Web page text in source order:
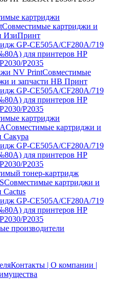
картриджи
Совместимые картриджи и
ИзиПринт
NV PrintСовместимые
и запчасти НВ Принт
картриджи
Совместимые картриджи и
Сакура
тонер-картридж
Совместимые картриджи и
Cactus
производители
Контакты | О компании |